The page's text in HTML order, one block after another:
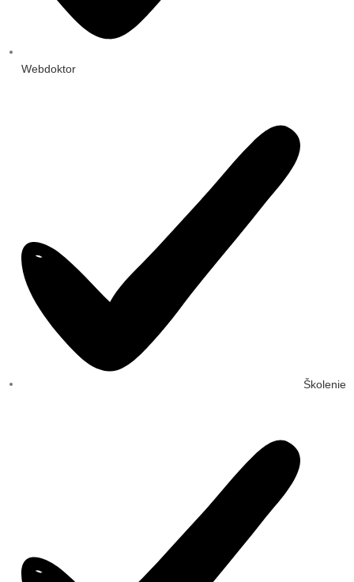
Webdoktor
Školenie